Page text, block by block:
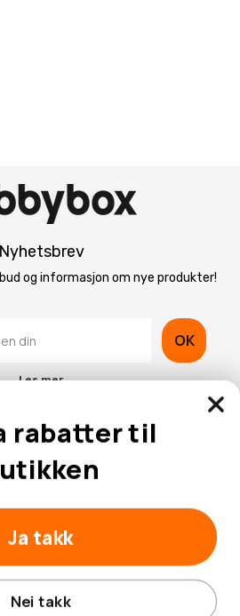
Nyhetsbrev
og informasjon om nye produkter!
OK
Les mer
Kundeservice
rabatter til
Ja takk
Nei takk